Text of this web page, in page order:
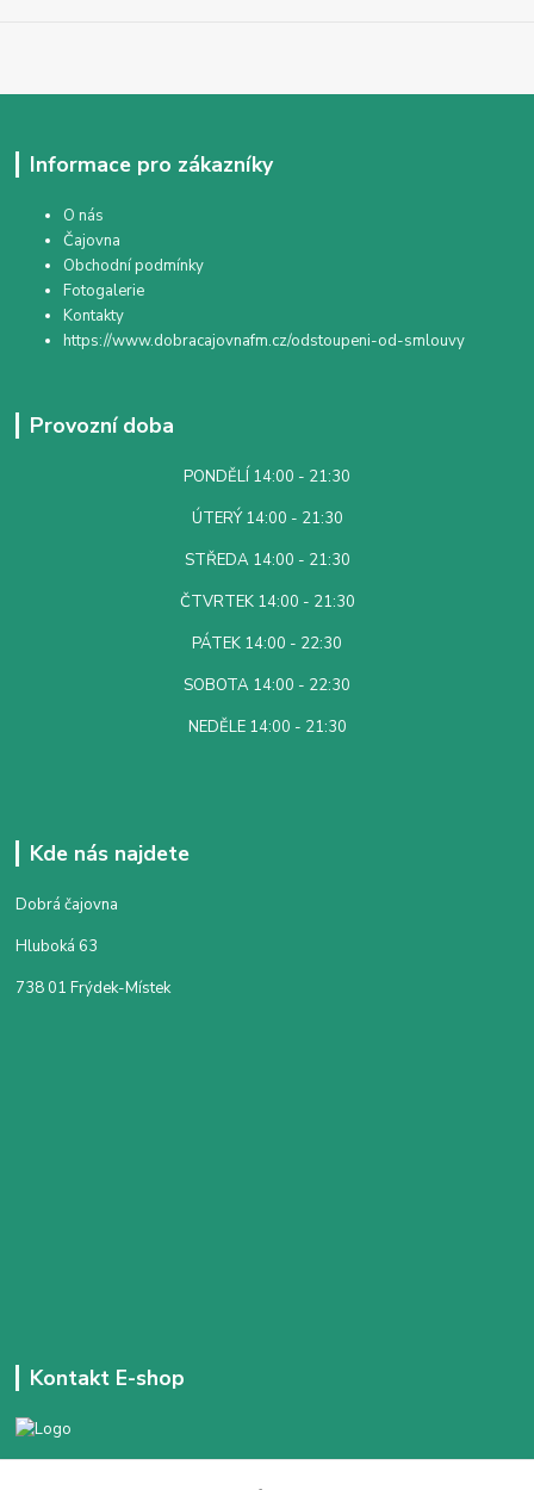
Informace pro zákazníky
O nás
Čajovna
Obchodní podmínky
Fotogalerie
Kontakty
https://www.dobracajovnafm.cz/odstoupeni-od-smlouvy
Provozní doba
PONDĚLÍ 14:00 - 21:30
ÚTERÝ 14:00 - 21:30
STŘEDA 14:00 - 21:30
ČTVRTEK 14:00 - 21:30
PÁTEK 14:00 - 22:30
SOBOTA 14:00 - 22:30
NEDĚLE 14:00 - 21:30
Kde nás najdete
Dobrá čajovna
Hluboká 63
738 01 Frýdek-Místek
Kontakt E-shop